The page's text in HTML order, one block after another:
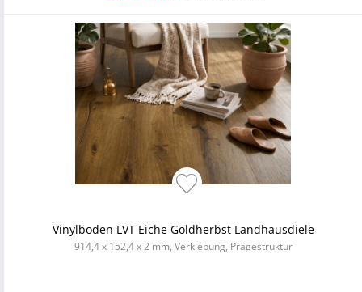
Vinylboden LVT Eiche Goldherbst Landhausdiele
914,4 x 152,4 x 2 mm, Verklebung, Prägestruktur